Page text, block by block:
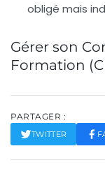
obligé mais
Gérer son
Formation
PARTAGER :
TWITTER